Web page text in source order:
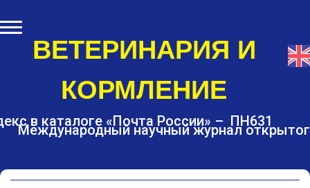
k
i
n
n
ВЕТЕРИНАРИЯ И
КОРМЛЕНИЕ
Международный научный журнал
в каталоге «Почта России» – ПН631